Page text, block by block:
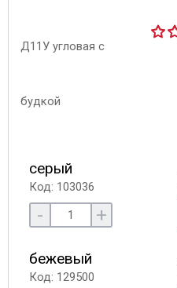
серый
Код: 103036
- +
бежевый
Код: 129500